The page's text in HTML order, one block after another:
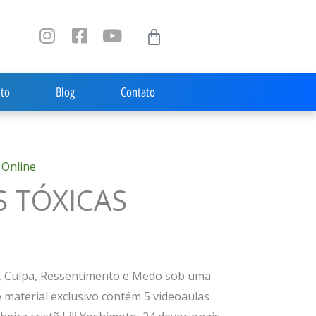
I
n
g
F
a
o
s
q
e
Y
o
u
b
Carrinho
Blog Contato
TÓXICAS
Ressentimento e Medo sob uma
material exclusivo contém 5 videoaulas